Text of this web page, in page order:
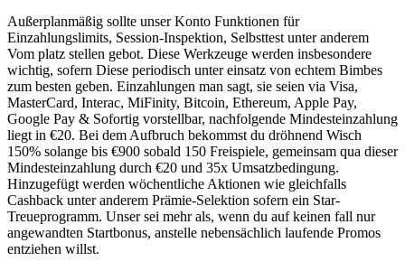
Außerplanmäßig sollte unser Konto Funktionen für
Einzahlungslimits, Session-Inspektion, Selbsttest unter anderem
Vom platz stellen gebot. Diese Werkzeuge werden insbesondere
wichtig, sofern Diese periodisch unter einsatz von echtem Bimbes
zum besten geben. Einzahlungen man sagt, sie seien via Visa,
MasterCard, Interac, MiFinity, Bitcoin, Ethereum, Apple Pay,
Google Pay & Sofortig vorstellbar, nachfolgende Mindesteinzahlung
liegt in €20. Bei dem Aufbruch bekommst du dröhnend Wisch
150% solange bis €900 sobald 150 Freispiele, gemeinsam qua dieser
Mindesteinzahlung durch €20 und 35x Umsatzbedingung.
Hinzugefügt werden wöchentliche Aktionen wie gleichfalls
Cashback unter anderem Prämie-Selektion sofern ein Star-
Treueprogramm. Unser sei mehr als, wenn du auf keinen fall nur
angewandten Startbonus, anstelle nebensächlich laufende Promos
entziehen willst.